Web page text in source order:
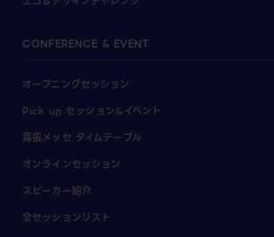
CONFERENCE & EVENT
オープニングセッション
Pick up セッション&イベント
幕張メッセ タイムテーブル
オンラインセッション
スピーカー紹介
全セッションリスト